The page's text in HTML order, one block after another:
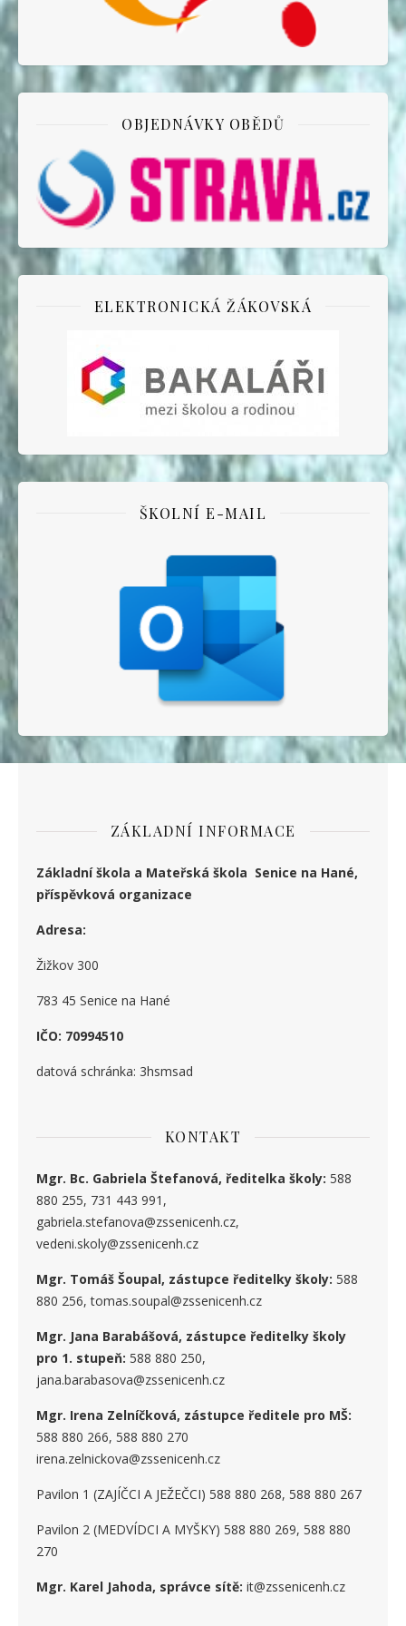
OBJEDNÁVKY OBĚDŮ
ELEKTRONICKÁ ŽÁKOVSKÁ
ŠKOLNÍ E-MAIL
ZÁKLADNÍ INFORMACE
Základní škola a Mateřská škola Senice na Hané,
příspěvková organizace
Adresa:
Žižkov 300
783 45 Senice na Hané
IČO: 70994510
datová schránka: 3hsmsad
KONTAKT
Mgr. Bc. Gabriela Štefanová, ředitelka školy: 588
880 255, 731 443 991,
gabriela.stefanova@zssenicenh.cz,
vedeni.skoly@zssenicenh.cz
Mgr. Tomáš Šoupal, zástupce ředitelky školy: 588
880 256, tomas.soupal@zssenicenh.cz
Mgr. Jana Barabášová, zástupce ředitelky školy
pro 1. stupeň: 588 880 250,
jana.barabasova@zssenicenh.cz
Mgr. Irena Zelníčková, zástupce ředitele pro MŠ:
588 880 266, 588 880 270
irena.zelnickova@zssenicenh.cz
Pavilon 1 (ZAJÍČCI A JEŽEČCI) 588 880 268, 588 880 267
Pavilon 2 (MEDVÍDCI A MYŠKY) 588 880 269, 588 880
270
Mgr. Karel Jahoda, správce sítě: it@zssenicenh.cz